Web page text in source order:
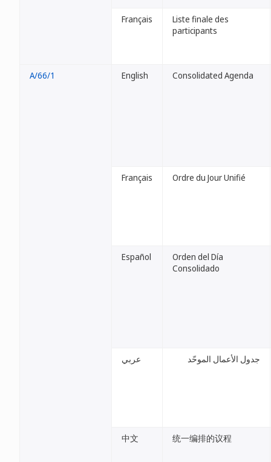
Français
Liste finale des
participants
A/66/1 English Consolidated Agenda
Français Ordre du Jour Unifié
Español
Orden del Día
Consolidado
عربي جدول الأعمال الموحّد
中文 统一编排的议程